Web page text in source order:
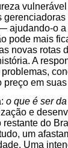
ajudando-o
pode mais
novas
A
em
o que é ser
e
do
um
Uma